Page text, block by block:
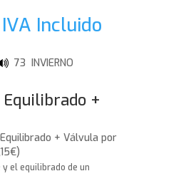
IVA Incluido
73 INVIERNO
+
+ Válvula por
€)
el equilibrado de un